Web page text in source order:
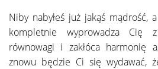
Niby nabyłeś już jakąś mądrość,
kompletnie wyprowadza Cię
równowagi i zakłóca harmonię
znowu będzie Ci się wydawać,